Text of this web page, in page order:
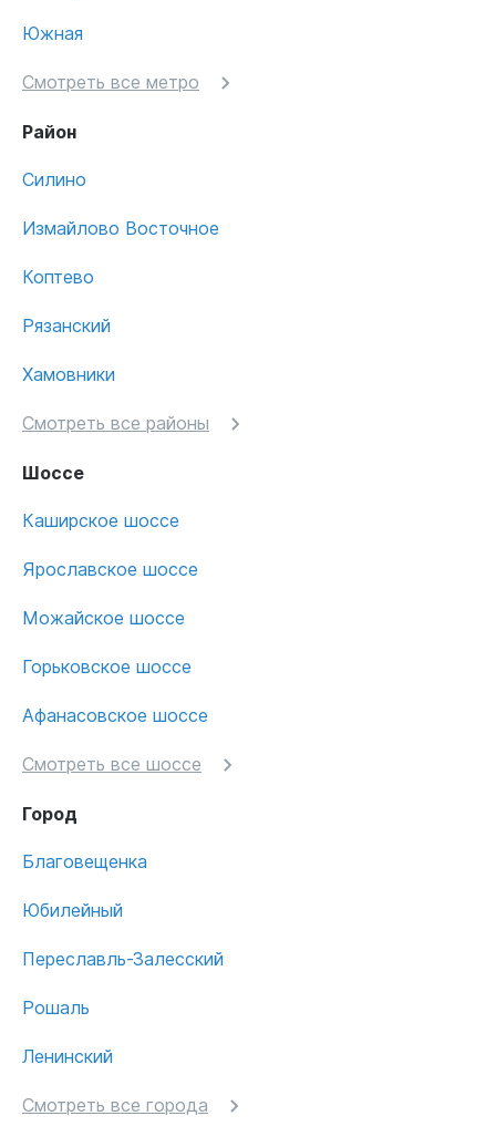
Южная
Смотреть все метро
Район
Силино
Измайлово Восточное
Коптево
Рязанский
Хамовники
Смотреть все районы
Шоссе
Каширское шоссе
Ярославское шоссе
Можайское шоссе
Горьковское шоссе
Афанасовское шоссе
Смотреть все шоссе
Город
Благовещенка
Юбилейный
Переславль-Залесский
Рошаль
Ленинский
Смотреть все города